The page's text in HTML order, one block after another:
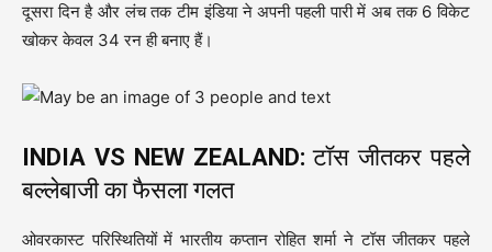
दूसरा दिन है और लंच तक टीम इंडिया ने अपनी पहली पारी में अब तक 6 विकेट
खोकर केवल 34 रन ही बनाए हैं।
INDIA VS NEW ZEALAND:टॉस जीतकर पहले
बल्लेबाजी का फैसला गलत
ओवरकास्ट परिस्थितियों में भारतीय कप्तान रोहित शर्मा ने टॉस जीतकर पहले